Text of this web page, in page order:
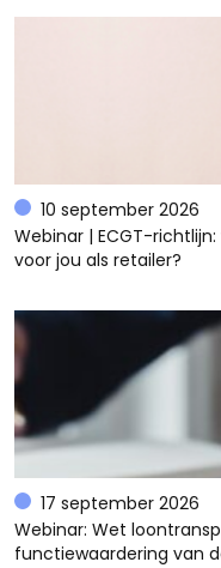
10 september 2026
Webinar | ECGT-
voor jou als retailer?
17 september 2026
Webinar: Wet
functiewaardering van